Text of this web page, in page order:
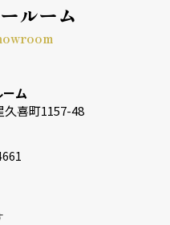
ルーム
ーム
喜町1157-48